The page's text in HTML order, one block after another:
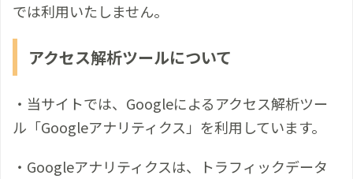
では利用いたしません。
アクセス解析ツールについて
・当サイトでは、Googleによるアクセス解析ツー
ル「Googleアナリティクス」を利用しています。
・Googleアナリティクスは、トラフィックデータ